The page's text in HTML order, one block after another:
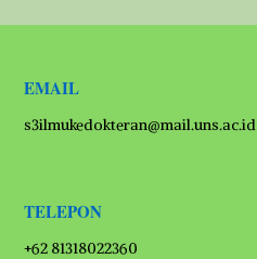
EMAIL
s3ilmukedokteran@mail.uns.ac.id
TELEPON
+62 81318022360